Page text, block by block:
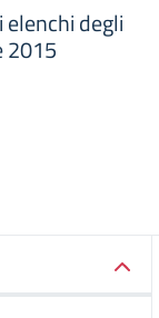
degli
2015